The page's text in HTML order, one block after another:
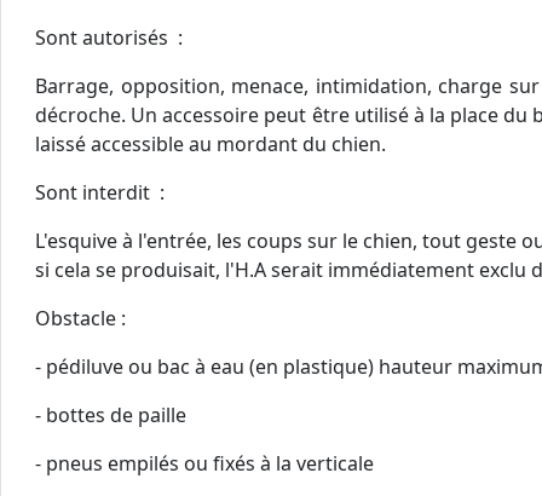
Sont autorisés :
Barrage, opposition, menace, intimidation, charge
décroche. Un accessoire peut être utilisé à la place
laissé accessible au mordant du chien.
Sont interdit :
L'esquive à l'entrée, les coups sur le chien, tout geste
si cela se produisait, l'H.A serait immédiatement
Obstacle :
- pédiluve ou bac à eau (en plastique) hauteur
- bottes de paille
- pneus empilés ou fixés à la verticale